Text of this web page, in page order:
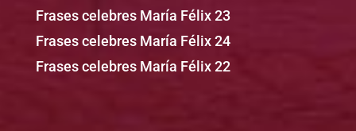
Frases celebres María Félix 23
Frases celebres María Félix 24
Frases celebres María Félix 22